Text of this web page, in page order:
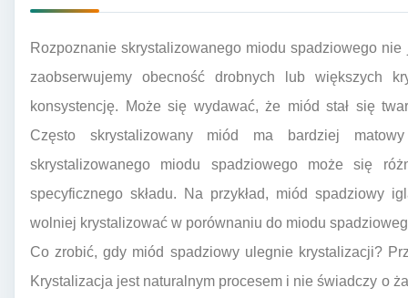
Rozpoznanie skrystalizowanego miodu spadziowego
zaobserwujemy obecność drobnych lub większych
konsystencję. Może się wydawać, że miód stał się
Często skrystalizowany miód ma bardziej
skrystalizowanego miodu spadziowego może się
specyficznego składu. Na przykład, miód spadziowy
wolniej krystalizować w porównaniu do miodu
Co zrobić, gdy miód spadziowy ulegnie krystalizacji?
Krystalizacja jest naturalnym procesem i nie świadczy o